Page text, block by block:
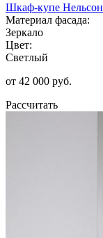
Шкаф-купе Нельсон
Материал фасада:
Зеркало
Цвет:
Светлый
от 42 000 руб.
Рассчитать